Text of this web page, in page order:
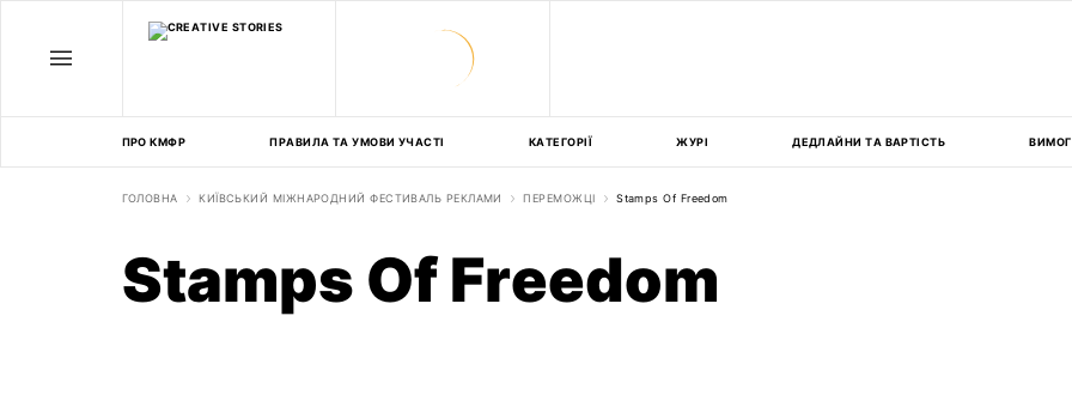
ПРО КМФР ПРАВИЛА ТА УМОВИ УЧАСТІ КАТЕГОРІЇ ЖУРІ ДЕДЛАЙНИ ТА ВАРТІСТЬ
ГОЛОВНА КИЇВСЬКИЙ МІЖНАРОДНИЙ ФЕСТИВАЛЬ РЕКЛАМИ ПЕРЕМОЖЦІ Stamps Of Freedom
Stamps Of Freedom